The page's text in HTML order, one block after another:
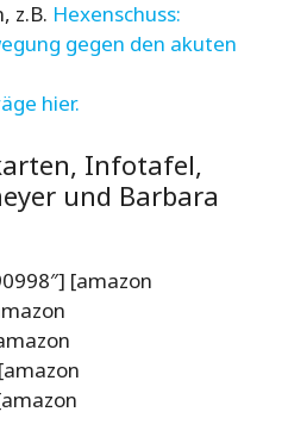
z.B. Hexenschuss:
gegen den akuten
hier.
Infotafel,
und Barbara
[amazon